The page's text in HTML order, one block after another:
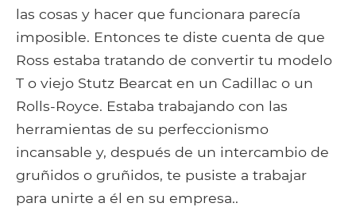
las cosas y hacer que funcionara parecía
imposible. Entonces te diste cuenta de que
Ross estaba tratando de convertir tu modelo
T o viejo Stutz Bearcat en un Cadillac o un
Rolls-Royce. Estaba trabajando con las
herramientas de su perfeccionismo
incansable y, después de un intercambio de
gruñidos o gruñidos, te pusiste a trabajar
para unirte a él en su empresa..